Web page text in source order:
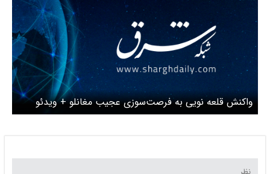
واکنش قلعه نویی به فرصت‌سوزی عجیب مغانلو + ویدئو